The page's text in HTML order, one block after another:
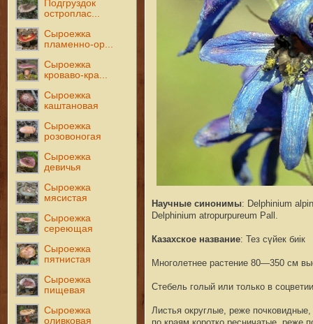
Подгруздок
остроплас...
Сыроежка
пламенно-ор...
Сыроежка
кроваво-кра...
Сыроежка
каштановая
Сыроежка
розовоногая
Сыроежка
девичья
Сыроежка
мясистая
Сыроежка
сереющая
Сыроежка
пятнистая
Сыроежка
пищевая
Сыроежка
оливковая
Научные синонимы: Delphinium
Delphinium atropurpureum Pall.
Казахское название: Тез сүйек биiк
Многолетнее растение 80—350 см
Стебель голый или только в
Листья округлые, реже